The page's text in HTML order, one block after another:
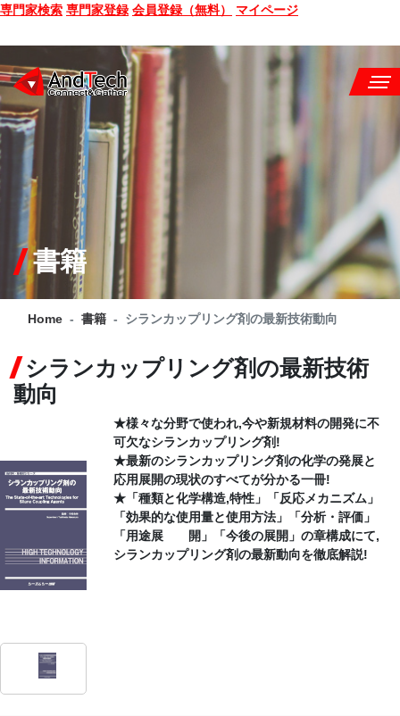
専門家検索 専門家登録 会員登録（無料） マイページ
SEMINAR
BOOK
CONSULTING
SERVICE
COMPANY
Q&A
SITE MAP
CONTACT
書籍
Home 書籍 シランカップリング剤の最新技術動向
シランカップリング剤の最新技術
動向
★様々な分野で使われ,今や新規材料の開発に不
可欠なシランカップリング剤!
★最新のシランカップリング剤の化学の発展と
応用展開の現状のすべてが分かる一冊!
★「種類と化学構造,特性」「反応メカニズム」
「効果的な使用量と使用方法」「分析・評価」
「用途展 開」「今後の展開」の章構成にて,
シランカップリング剤の最新動向を徹底解説!